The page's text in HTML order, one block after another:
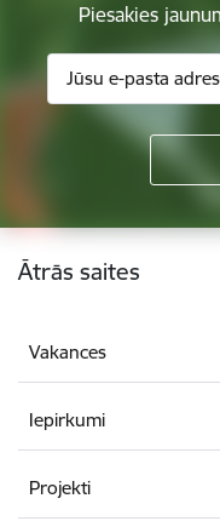
Piesakies
Kājene
Ātrās saites
Vakances
Iepirkumi
Projekti